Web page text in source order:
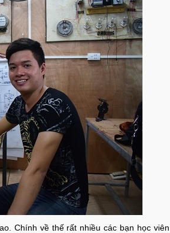
Chính về thế rất nhiều các bạn học viên